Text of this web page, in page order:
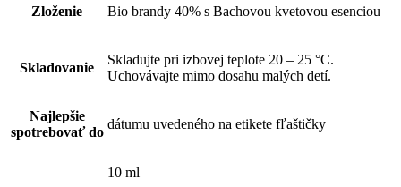
Zloženie Bio brandy 40% s Bachovou kvetovou esenciou
Skladovanie
Skladujte pri izbovej teplote 20 – 25 °C.
Uchovávajte mimo dosahu malých detí.
Najlepšie
spotrebovať do
dátumu uvedeného na etikete fľaštičky
10 ml